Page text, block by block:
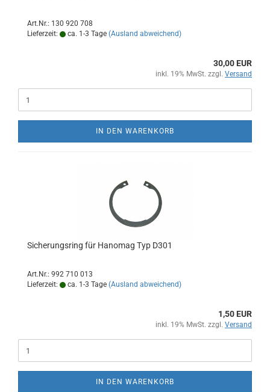
Art.Nr.: 130 920 708
Lieferzeit:
ca. 1-3 Tage (Ausland abweichend)
30,00 EUR
inkl. 19% MwSt. zzgl. Versand
IN DEN WARENKORB
Sicherungsring für Hanomag Typ D301
Art.Nr.: 992 710 013
Lieferzeit:
ca. 1-3 Tage (Ausland abweichend)
1,50 EUR
inkl. 19% MwSt. zzgl. Versand
IN DEN WARENKORB